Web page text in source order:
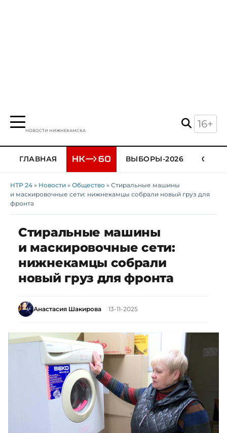
НОВОСТИ НИЖНЕКАМСКА
16+
ГЛАВНАЯ ВЫБОРЫ-2026
НТР 24 » Новости » Общество » Стиральные машины
и маскировочные сети: нижнекамцы собрали новый груз для
фронта
Стиральные машины
и маскировочные сети:
нижнекамцы собрали
новый груз для фронта
Анастасия Шакирова 13-11-2025